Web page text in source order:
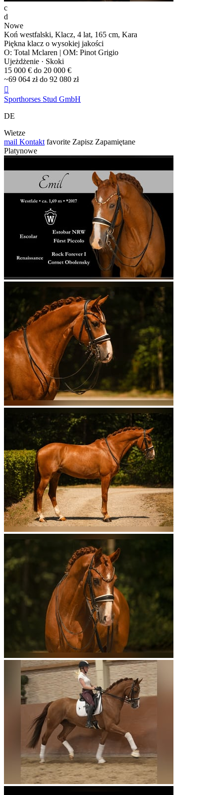
c
d
Nowe
Koń westfalski, Klacz, 4 lat, 165 cm, Kara
Piękna klacz o wysokiej jakości
O: Total Mclaren | OM: Pinot Grigio
Ujeżdżenie · Skoki
15 000 € do 20 000 €
~69 064 zł do 92 080 zł

Sporthorses Stud GmbH
DE
Wietze
mail Kontakt favorite Zapisz Zapamiętane
Platynowe